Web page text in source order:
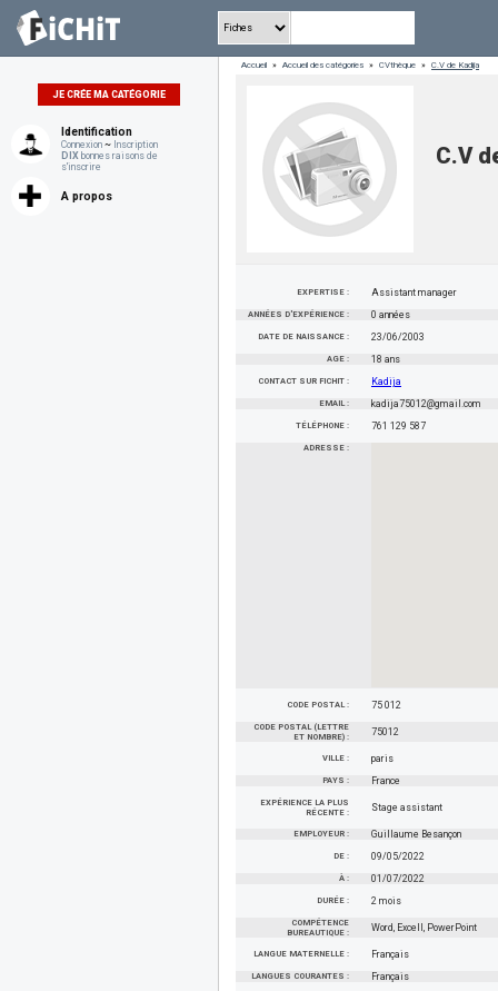
JE CRÉE MA CATÉGORIE
Identification
Connexion ~ Inscription
DIX bonnes raisons de
s'inscrire
A propos
Accueil » Accueil des catégories » CVthèque » C.V de Kadija
C.V
EXPERTISE : Assistant manager
ANNÉES D'EXPÉRIENCE : 0 années
DATE DE NAISSANCE : 23/06/2003
AGE : 18 ans
CONTACT SUR FICHIT : Kadija
EMAIL : kadija75012@gmail.com
TÉLÉPHONE : 761 129 587
ADRESSE :
CODE POSTAL : 75 012
CODE POSTAL (LETTRE
ET NOMBRE) :
75012
VILLE : paris
PAYS : France
EXPÉRIENCE LA PLUS
RÉCENTE :
Stage assistant
EMPLOYEUR : Guillaume Besançon
DE : 09/05/2022
À : 01/07/2022
DURÉE : 2 mois
COMPÉTENCE
BUREAUTIQUE :
Word, Excell, PowerPoint
LANGUE MATERNELLE : Français
LANGUES COURANTES : Français